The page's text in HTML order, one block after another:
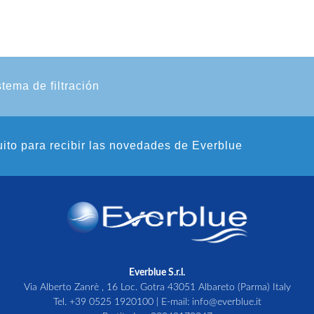
de filtración
para recibir las novedades de Everblue
Everblue S.r.l.
Via Alberto Zanrè , 16 Loc. Gotra 43051 Albareto (Parma) Italy
Tel. +39 0525 1920100| E-mail: info@everblue.it